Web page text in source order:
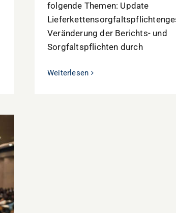
folgende Themen: Update
Veränderung der Berichts- und
Sorgfaltspflichten durch
Weiterlesen